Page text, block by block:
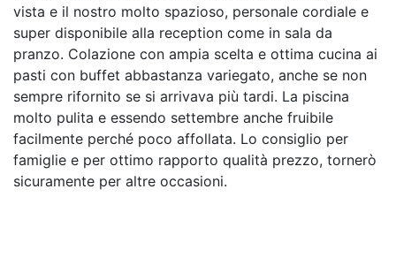
vista e il nostro molto spazioso, personale cordiale e
super disponibile alla reception come in sala da
pranzo. Colazione con ampia scelta e ottima cucina ai
pasti con buffet abbastanza variegato, anche se non
sempre rifornito se si arrivava più tardi. La piscina
molto pulita e essendo settembre anche fruibile
facilmente perché poco affollata. Lo consiglio per
famiglie e per ottimo rapporto qualità prezzo, tornerò
sicuramente per altre occasioni.